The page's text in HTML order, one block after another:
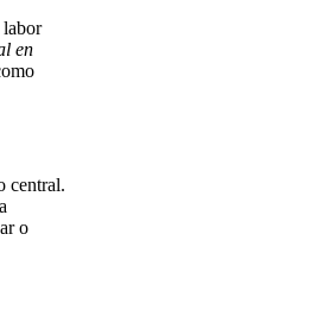
labor
en
central.
o